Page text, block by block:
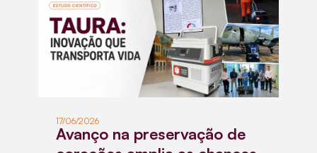
17/06/2026
Avanço na preservação de